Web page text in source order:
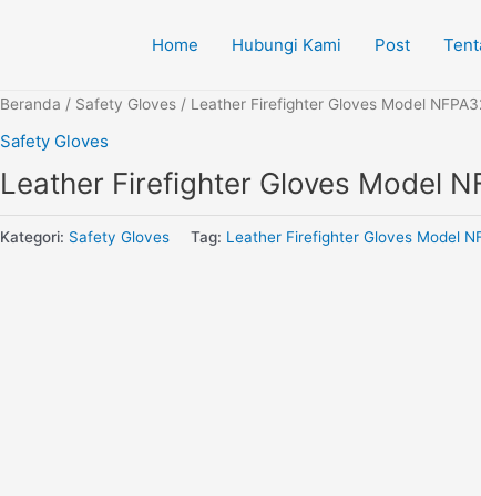
Home Hubungi Kami Post
Beranda / Safety Gloves / Leather Firefighter Gloves Model
Safety Gloves
Leather Firefighter Gloves Model
Kategori: Safety Gloves Tag: Leather Firefighter Gloves Model